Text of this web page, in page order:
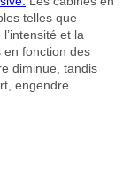
telles que
et la
en fonction des
diminue, tandis
engendre